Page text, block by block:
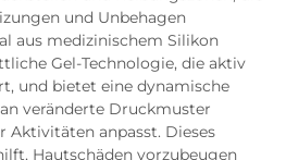
und Unbehagen
aus medizinischem Silikon
Gel-Technologie, die aktiv
und bietet eine dynamische
veränderte Druckmuster
Aktivitäten anpasst. Dieses
Hautschäden vorzubeugen